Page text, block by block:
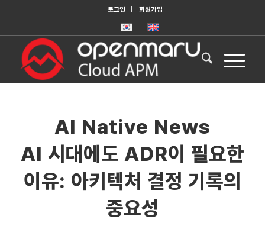
로그인 회원가입
AI Native News
AI 시대에도 ADR이 필요한
이유: 아키텍처 결정 기록의
중요성